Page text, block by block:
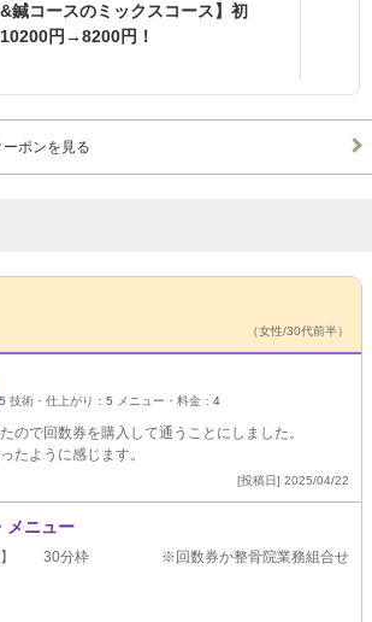
&鍼コースのミックスコース】初
円→8200円！
ポンを見る
Pick Up
（女性/30代前半）
5 技術・仕上がり： 5 メニュー・料金： 4
ので回数券を購入して通うことにしました。
たように感じます。
[投稿日] 2025/04/22
メニュー
ース】 30分枠 ※回数券か整骨院業務組合せ